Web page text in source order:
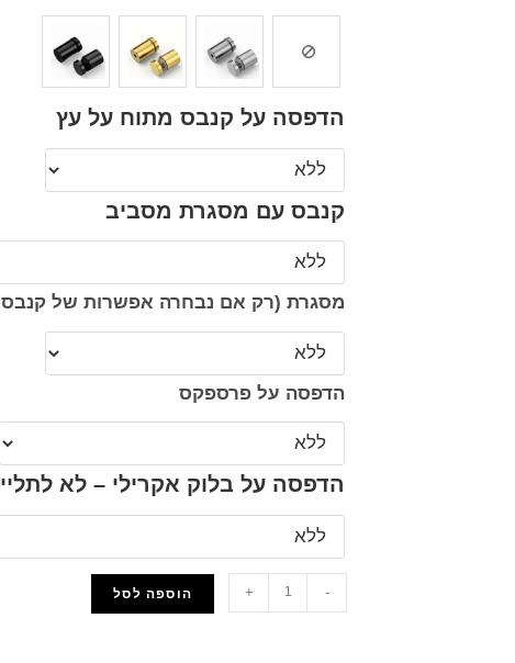
הדפסה על קנבס מתוח על עץ
קנבס עם מסגרת מסביב
מסגרת (רק אם נבחרה אפשרות של
הדפסה על פרספקס
הדפסה על בלוק אקרילי – לא
-
+ הוספה לסל